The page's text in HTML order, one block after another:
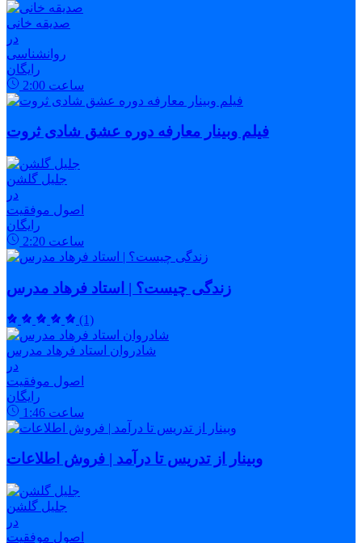
صدیقه خانی
در
روانشناسی
رایگان
2:00 ساعت
فیلم وبینار معارفه دوره عشق شادی ثروت
جلیل گلشن
در
اصول موفقیت
رایگان
2:20 ساعت
زندگی چیست؟ | استاد فرهاد مدرس
(1)
شادروان استاد فرهاد مدرس
در
اصول موفقیت
رایگان
1:46 ساعت
وبینار از تدریس تا درآمد | فروش اطلاعات
جلیل گلشن
در
اصول موفقیت